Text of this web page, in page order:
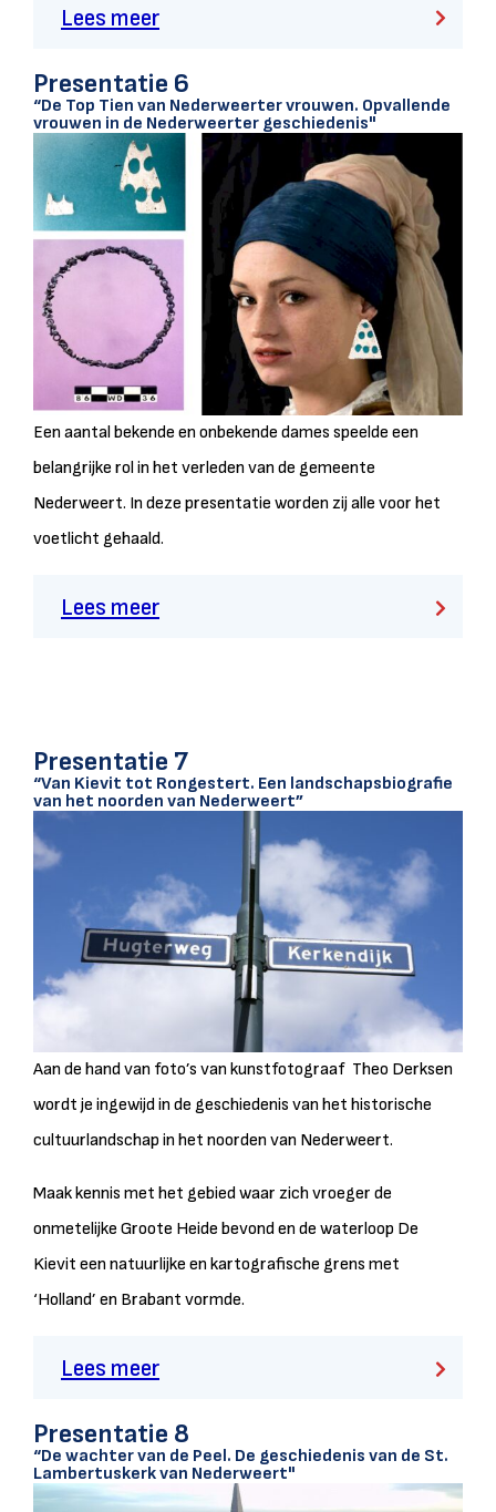
Lees meer
Presentatie 6
“De Top Tien van Nederweerter vrouwen. Opvallende
vrouwen in de Nederweerter geschiedenis"
Een aantal bekende en onbekende dames speelde een
belangrijke rol in het verleden van de gemeente
Nederweert. In deze presentatie worden zij alle voor het
voetlicht gehaald.
Lees meer
Presentatie 7
“Van Kievit tot Rongestert. Een landschapsbiografie
van het noorden van Nederweert”
Aan de hand van foto’s van kunstfotograaf Theo Derksen
wordt je ingewijd in de geschiedenis van het historische
cultuurlandschap in het noorden van Nederweert.
Maak kennis met het gebied waar zich vroeger de
onmetelijke Groote Heide bevond en de waterloop De
Kievit een natuurlijke en kartografische grens met
‘Holland’ en Brabant vormde.
Lees meer
Presentatie 8
“De wachter van de Peel. De geschiedenis van de St.
Lambertuskerk van Nederweert"